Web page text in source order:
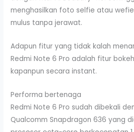
menghasilkan foto selfie atau
mulus tanpa jerawat.
Adapun fitur yang tidak kalah
Redmi Note 6 Pro adalah fitur
kapanpun secara instant.
Performa bertenaga
Redmi Note 6 Pro sudah dibekali
Qualcomm Snapdragon 636 yang